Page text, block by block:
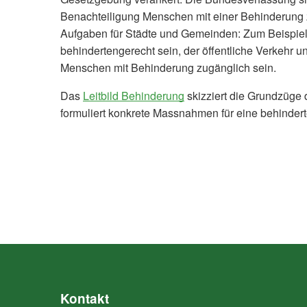
Benachteiligung Menschen mit einer
Aufgaben für Städte und Gemeinden: Zum
behindertengerecht sein, der öffentliche Verkehr
Menschen mit Behinderung zugänglich sein.
Das Leitbild Behinderung skizziert die Grundzüge
formuliert konkrete Massnahmen für eine
Kontakt